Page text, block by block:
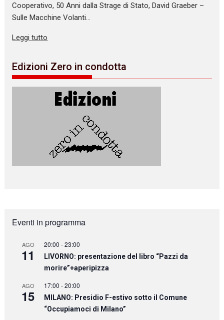
Cooperativo, 50 Anni dalla Strage di Stato, David Graeber –
Sulle Macchine Volanti…
Leggi tutto
Edizioni Zero in condotta
Eventi in programma
AGO
11
20:00 -23:00
LIVORNO: presentazione del libro “Pazzi da
morire”+aperipizza
AGO
15
17:00 -20:00
MILANO: Presidio F-estivo sotto il Comune
“Occupiamoci di Milano”